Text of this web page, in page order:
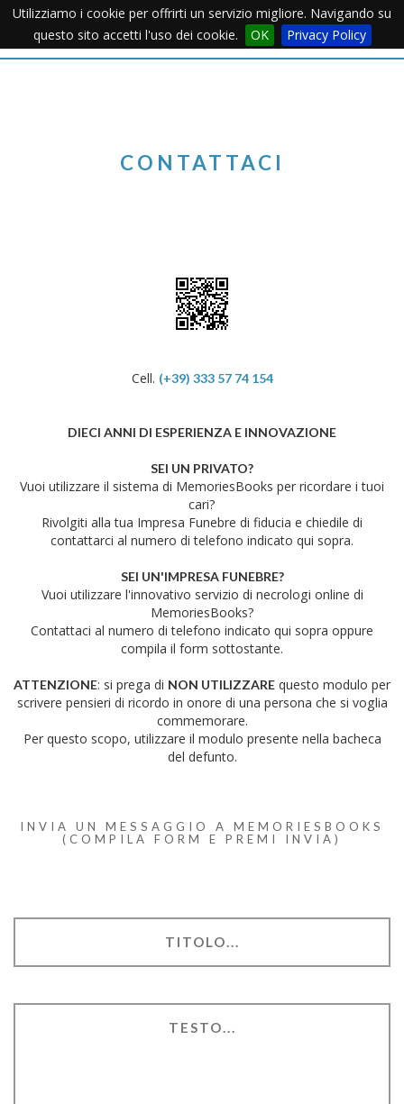
Utilizziamo i cookie per offrirti un servizio migliore. Navigando su
questo sito accetti l'uso dei cookie.
OK Privacy PolicyMenu
CONTATTACI
Cell. (+39) 333 57 74 154
DIECI ANNI DI ESPERIENZA E INNOVAZIONE
SEI UN PRIVATO?
Vuoi utilizzare il sistema di MemoriesBooks per ricordare i tuoi
cari?
Rivolgiti alla tua Impresa Funebre di fiducia e chiedile di
contattarci al numero di telefono indicato qui sopra.
SEI UN'IMPRESA FUNEBRE?
Vuoi utilizzare l'innovativo servizio di necrologi online di
MemoriesBooks?
Contattaci al numero di telefono indicato qui sopra oppure
compila il form sottostante.
ATTENZIONE: si prega di NON UTILIZZARE questo modulo per
scrivere pensieri di ricordo in onore di una persona che si voglia
commemorare.
Per questo scopo, utilizzare il modulo presente nella bacheca
del defunto.
INVIA UN MESSAGGIO A MEMORIESBOOKS
(COMPILA FORM E PREMI INVIA)